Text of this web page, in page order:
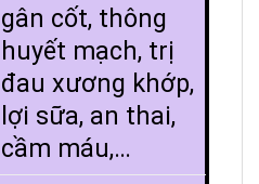
gân cốt, thông
huyết mạch, trị
đau xương khớp,
lợi sữa, an thai,
cầm máu,…